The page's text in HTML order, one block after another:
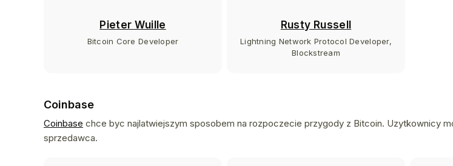
Pieter Wuille
Bitcoin Core Developer
Rusty Russell
Lightning Network Protocol Developer,
Blockstream
Coinbase
Coinbase chce byc najlatwiejszym sposobem na rozpoczecie przygody z Bitcoin. Uzytkownicy
sprzedawca.